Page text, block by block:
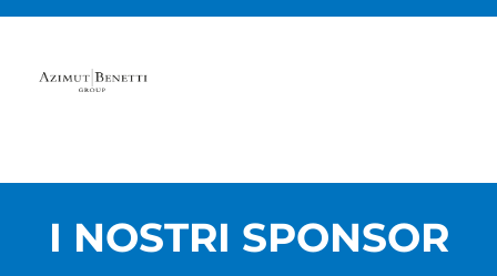
I NOSTRI SPONSOR